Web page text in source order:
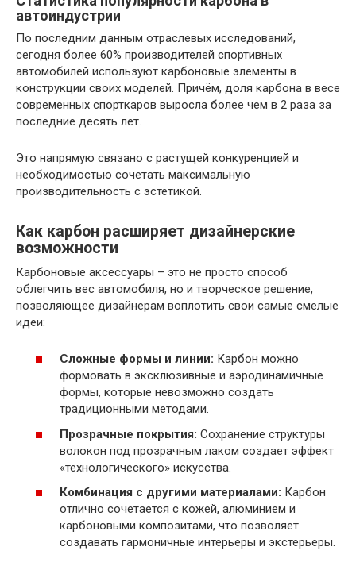
автоиндустрии
По последним данным отраслевых исследований,
сегодня более 60% производителей спортивных
автомобилей используют карбоновые элементы в
конструкции своих моделей. Причём, доля карбона в весе
современных спорткаров выросла более чем в 2 раза за
последние десять лет.
Это напрямую связано с растущей конкуренцией и
необходимостью сочетать максимальную
производительность с эстетикой.
Как карбон расширяет дизайнерские
возможности
Карбоновые аксессуары – это не просто способ
облегчить вес автомобиля, но и творческое решение,
позволяющее дизайнерам воплотить свои самые смелые
идеи:
Сложные формы и линии: Карбон можно
формовать в эксклюзивные и аэродинамичные
формы, которые невозможно создать
традиционными методами.
Прозрачные покрытия: Сохранение структуры
волокон под прозрачным лаком создает эффект
«технологического» искусства.
Комбинация с другими материалами: Карбон
отлично сочетается с кожей, алюминием и
карбоновыми композитами, что позволяет
создавать гармоничные интерьеры и экстерьеры.